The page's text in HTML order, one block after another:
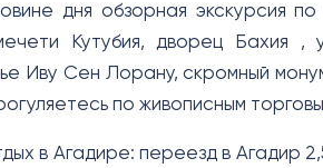
дня обзорная экскурсия
Кутубия, дворец Бахия
Иву Сен Лорану, скромный
по живописным
в Агадире: переезд в Агадир